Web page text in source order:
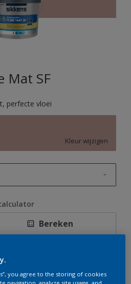
Mat SF
perfecte vloei
Kleur wijzigen
Bereken
mogelijk dit product online
in de gaten, we werken
you agree to the storing of cookies
navigation, analyze site usage, and